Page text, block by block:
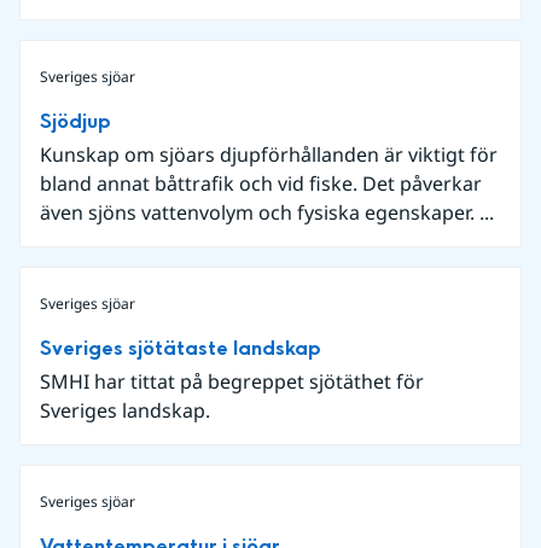
Sveriges sjöar
Sjödjup
Kunskap om sjöars djupförhållanden är viktigt för
bland annat båttrafik och vid fiske. Det påverkar
även sjöns vattenvolym och fysiska egenskaper. ...
Sveriges sjöar
Sveriges sjötätaste landskap
SMHI har tittat på begreppet sjötäthet för
Sveriges landskap.
Sveriges sjöar